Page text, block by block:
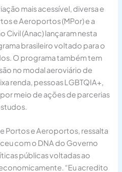
mais acessível, diversa e
e Aeroportos (MPor) e a
Civil (Anac) lançaram nesta
brasileiro voltado para o
O programa também tem
no modal aeroviário de
renda, pessoas LGBTQIA+,
meio de ações de parcerias
Portos e Aeroportos, ressalta
com o DNA do Governo
públicas voltadas ao
“Eu acredito